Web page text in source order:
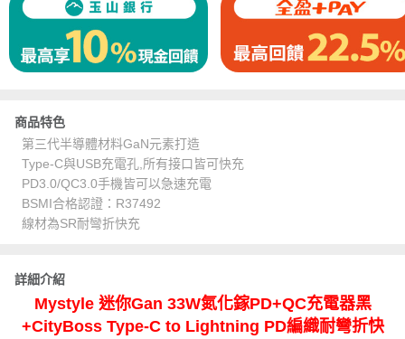
商品特色
第三代半導體材料GaN元素打造
Type-C與USB充電孔,所有接口皆可快充
PD3.0/QC3.0手機皆可以急速充電
BSMI合格認證：R37492
線材為SR耐彎折快充
詳細介紹
Mystyle 迷你Gan 33W氮化鎵PD+QC充電器黑
+CityBoss Type-C to Lightning PD編織耐彎折快